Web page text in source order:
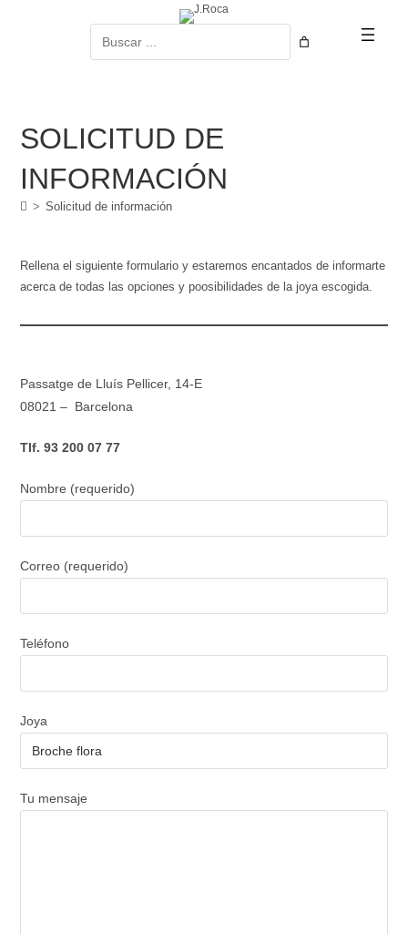
SOLICITUD DE
INFORMACIÓN
> Solicitud de información
Rellena el siguiente formulario y estaremos encantados de informarte
acerca de todas las opciones y poosibilidades de la joya escogida.
Passatge de Lluís Pellicer, 14-E
08021 – Barcelona
Tlf. 93 200 07 77
Nombre (requerido)
Correo (requerido)
Teléfono
Joya
Tu mensaje